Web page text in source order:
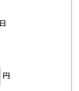
日
円